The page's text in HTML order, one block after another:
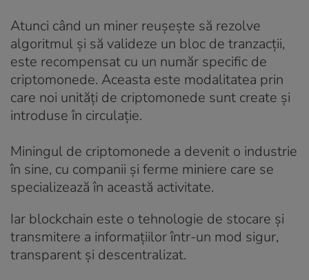
Atunci când un miner reușește să rezolve
algoritmul și să valideze un bloc de tranzacții,
este recompensat cu un număr specific de
criptomonede. Aceasta este modalitatea prin
care noi unități de criptomonede sunt create și
introduse în circulație.
Miningul de criptomonede a devenit o industrie
în sine, cu companii și ferme miniere care se
specializează în această activitate.
Iar blockchain este o tehnologie de stocare și
transmitere a informațiilor într-un mod sigur,
transparent și descentralizat.